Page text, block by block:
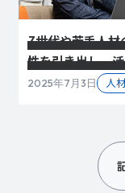
Z世代や若手人材
性を引き出し、
すには
2025年7月3日 人